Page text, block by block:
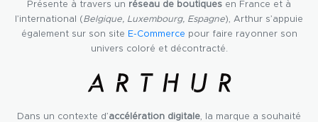
Présente à travers un réseau de boutiques en France et à
l’international (Belgique, Luxembourg, Espagne), Arthur s’appuie
également sur son site E-Commerce pour faire rayonner son
univers coloré et décontracté.
Dans un contexte d’accélération digitale , la marque a souhaité